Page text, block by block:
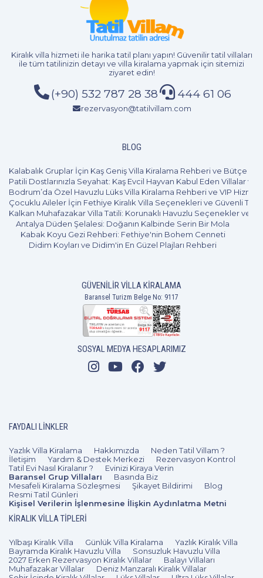
10 Kişi
Kiralık villa hizmetiile harika tatil planı yapın! Güvenilir tatil villaları
ile tüm tatilinizin detayı ve villa kiralama yapmak için sitemizi
ziyaret edin!
(+90) 532 787 28 38 444 61 06
rezervasyon@tatilvillam.com
BLOG
Kalabalık Gruplar İçin Kaş Geniş Villa Kiralama Rehberi ve Bütçe
Patili Dostlarınızla Seyahat: Kaş Evcil Hayvan Kabul Eden Villalar ve
Bodrum’da Özel Havuzlu Lüks Villa Kiralama Rehberi ve VIP
Çocuklu Aileler İçin Fethiye Kiralık Villa Seçenekleri ve Güvenli
Kalkan Muhafazakar Villa Tatili: Korunaklı Havuzlu Seçenekler ve
Antalya Düden Şelalesi: Doğanın Kalbinde Serin Bir Mola
Kabak Koyu Gezi Rehberi: Fethiye'nin Bohem Cenneti
Didim Koyları ve Didim'in En Güzel Plajları Rehberi
GÜVENILIR VILLA KIRALAMA
Baransel Turizm Belge No: 9117
SOSYAL MEDYA HESAPLARIMIZ
FAYDALI LINKLER
Yazlık Villa Kiralama Hakkımızda
Neden Tatil Villam ?
İletişim
Yardım & Destek Merkezi
Rezervasyon Kontrol
Tatil Evi Nasıl Kiralanır ?
Evinizi Kiraya Verin
Baransel Grup Villaları
Basında Biz
Mesafeli Kiralama Sözleşmesi
Şikayet Bildirimi
Blog
Resmi Tatil Günleri
Kişisel Verilerin İşlenmesine İlişkin Aydınlatma Metni
KIRALIK VILLA TIPLERI
Yılbaşı Kiralık Villa Günlük Villa Kiralama
Yazlık Kiralık Villa
Bayramda Kiralık Havuzlu Villa
Sonsuzluk Havuzlu Villa
2027 Erken Rezervasyon Kiralık Villalar
Balayı Villaları
Muhafazakar Villalar
Deniz Manzaralı Kiralık Villalar